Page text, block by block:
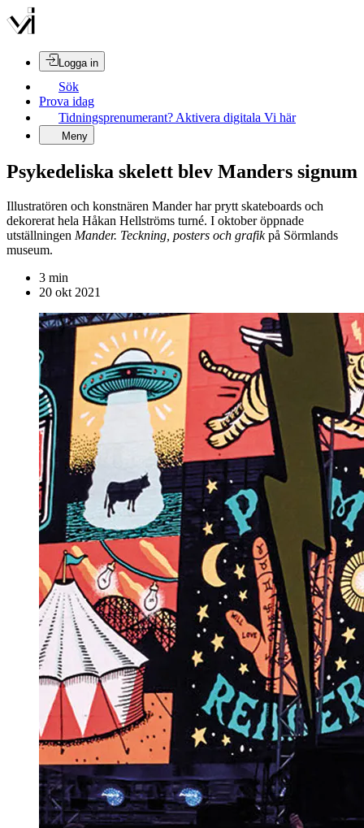
Logga in
Sök
Prova idag
Tidningsprenumerant? Aktivera digitala Vi här
Meny
Psykedeliska skelett blev Manders signum
Illustratören och konstnären Mander har prytt skateboards och
dekorerat hela Håkan Hellströms turné. I oktober öppnade
utställningen Mander. Teckning, posters och grafikpå Sörmlands
museum.
3 min
20 okt 2021